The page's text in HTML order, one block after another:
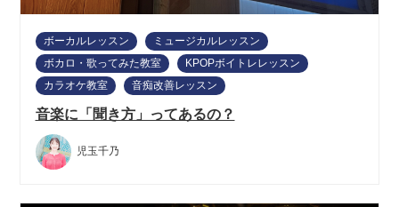
ボーカルレッスン
ミュージカルレッスン
ボカロ・歌ってみた教室
KPOPボイトレレッスン
カラオケ教室
音痴改善レッスン
音楽に「聞き方」ってあるの？
児玉千乃